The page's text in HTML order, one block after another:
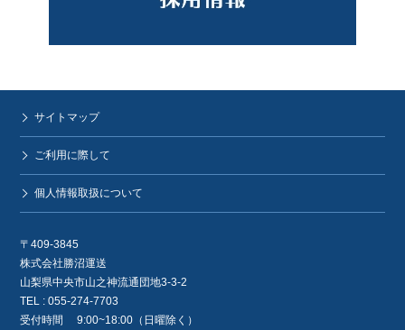
サイトマップ
ご利用に際して
個人情報取扱について
〒409-3845
株式会社勝沼運送
山梨県中央市山之神流通団地3-3-2
TEL : 055-274-7703
受付時間 9:00~18:00（日曜除く）